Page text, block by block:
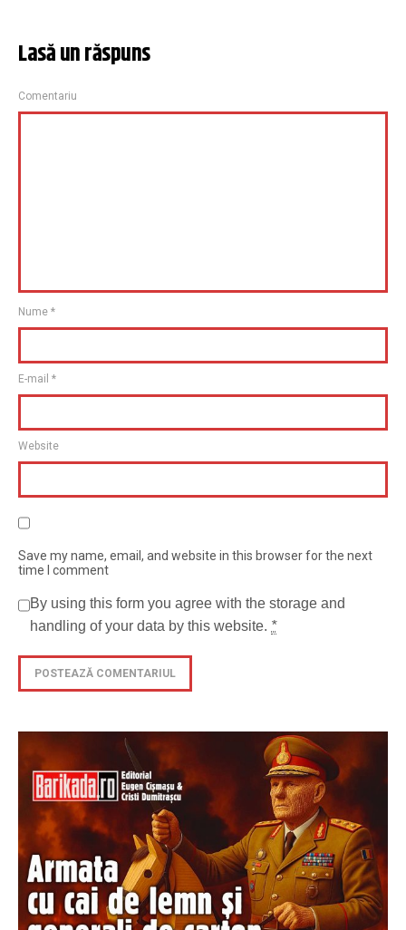
Lasă un răspuns
Comentariu
Nume *
E-mail *
Website
Save my name, email, and website in this browser for the next
time I comment
By using this form you agree with the storage and
handling of your data by this website. *